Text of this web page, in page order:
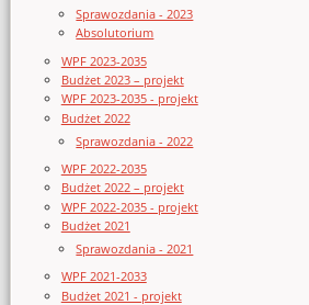
Sprawozdania - 2023
Absolutorium
WPF 2023-2035
Budżet 2023 – projekt
WPF 2023-2035 - projekt
Budżet 2022
Sprawozdania - 2022
WPF 2022-2035
Budżet 2022 – projekt
WPF 2022-2035 - projekt
Budżet 2021
Sprawozdania - 2021
WPF 2021-2033
Budżet 2021 - projekt